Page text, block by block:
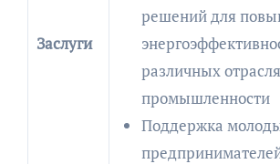
Заслуги
решений для
различных
промышленности
Поддержка